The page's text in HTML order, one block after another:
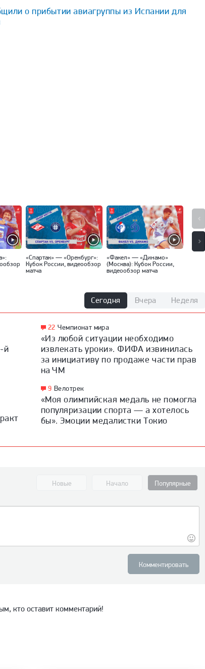
о прибытии авиагруппы из Испании для
«Спартак» — «Оренбург»:
Кубок России, видеообзор
матча
«Факел» — «Динамо»
(Москва): Кубок России,
видеообзор матча
Сегодня Вчера Неделя
й
22 Чемпионат мира
«Из любой ситуации необходимо
извлекать уроки». ФИФА извинилась
за инициативу по продаже части прав
на ЧМ
9 Велотрек
«Моя олимпийская медаль не помогла
популяризации спорта — а хотелось
бы». Эмоции медалистки Токио
Новые Начало Популярные
Комментировать
кто оставит комментарий!